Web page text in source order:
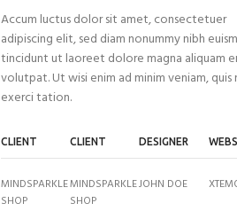
Accum luctus dolor sit amet, consectetuer
adipiscing elit, sed diam nonummy nibh
tincidunt ut laoreet dolore magna aliquam
volutpat. Ut wisi enim ad minim veniam, quis
exerci tation.
CLIENT
MINDSPARKLE
SHOP
CLIENT
MINDSPARKLE
SHOP
DESIGNER
JOHN DOE